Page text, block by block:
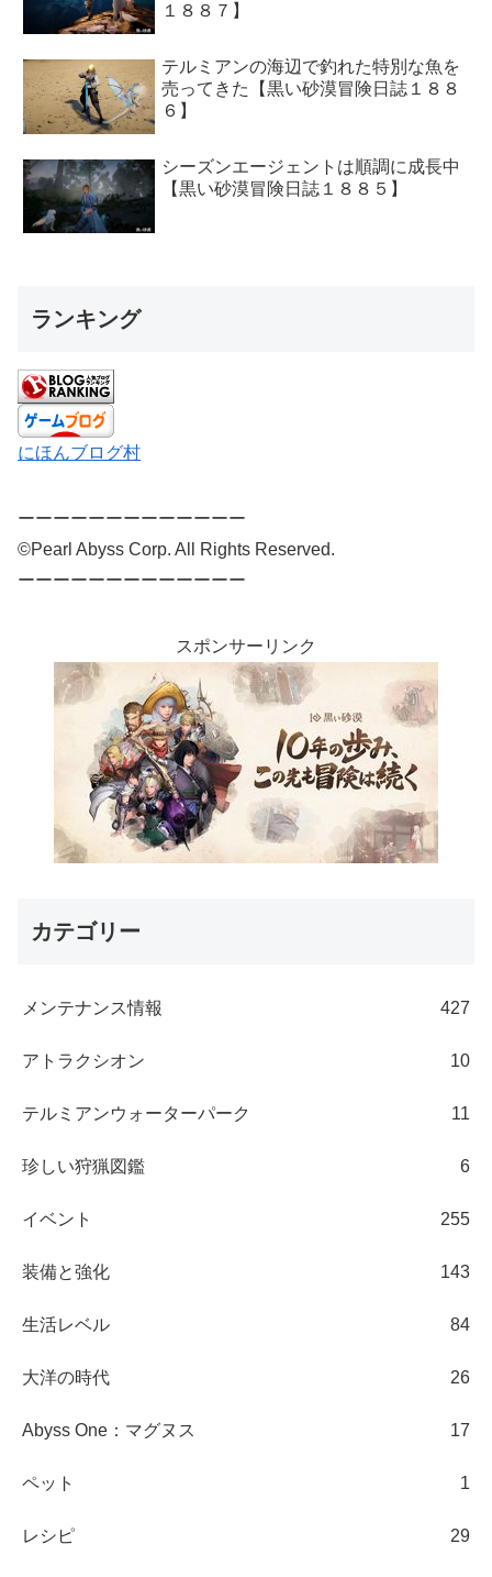
１８８７】
テルミアンの海辺で釣れた特別な魚を
売ってきた【黒い砂漠冒険日誌１８８
６】
シーズンエージェントは順調に成長中
【黒い砂漠冒険日誌１８８５】
ランキング
にほんブログ村
ーーーーーーーーーーーーー
©Pearl Abyss Corp. All Rights Reserved.
ーーーーーーーーーーーーー
スポンサーリンク
カテゴリー
メンテナンス情報 427
アトラクシオン 10
テルミアンウォーターパーク 11
珍しい狩猟図鑑 6
イベント 255
装備と強化 143
生活レベル 84
大洋の時代 26
Abyss One：マグヌス 17
ペット 1
レシピ 29